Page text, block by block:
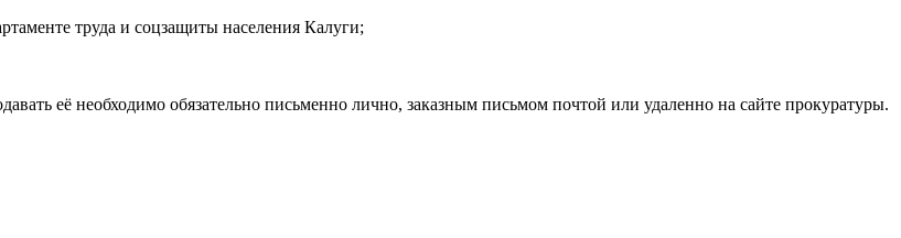
труда и соцзащиты населения Калуги;
её необходимо обязательно письменно лично, заказным письмом почтой или удаленно на сайте прокуратуры.